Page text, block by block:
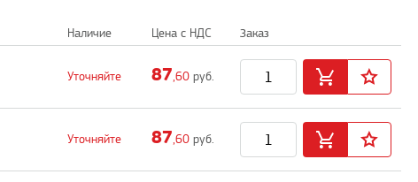
Наличие Цена с НДС Заказ
Уточняйте 87,60 руб.
Уточняйте 87,60 руб.